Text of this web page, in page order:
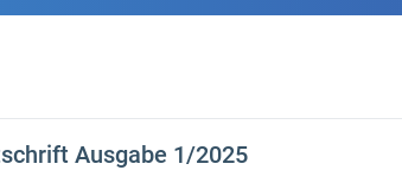
Ausgabe 1/2025